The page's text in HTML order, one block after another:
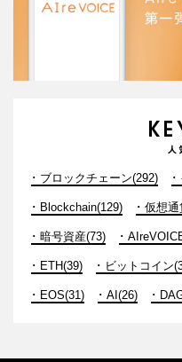
ブロックチェーン(292)
Blockchain(129) 仮想通
暗号資産(73)
ETH(39) ビットコイン
EOS(31) AI(26)